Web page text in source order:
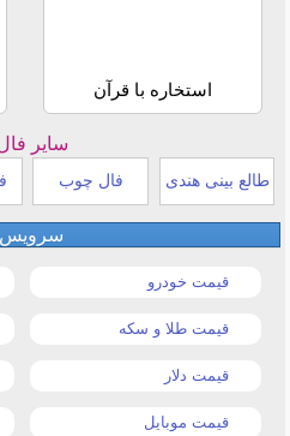
استخاره با قرآن
سایر
طالع بینی هندی فال چوب
سرویس
قیمت خودرو
قیمت طلا و سکه
قیمت دلار
قیمت موبایل